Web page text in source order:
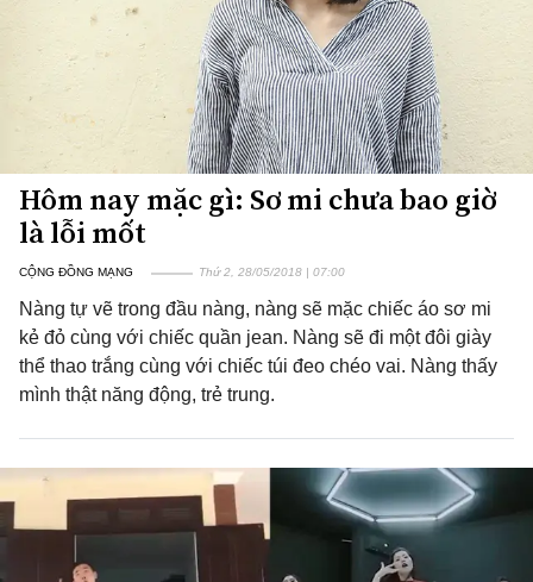
Hôm nay mặc gì: Sơ mi chưa bao giờ
là lỗi mốt
CỘNG ĐỒNG MẠNG Thứ 2, 28/05/2018 | 07:00
Nàng tự vẽ trong đầu nàng, nàng sẽ mặc chiếc áo sơ mi
kẻ đỏ cùng với chiếc quần jean. Nàng sẽ đi một đôi giày
thể thao trắng cùng với chiếc túi đeo chéo vai. Nàng thấy
mình thật năng động, trẻ trung.